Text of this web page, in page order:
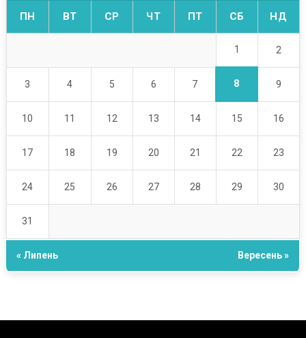
ПН ВТ СР ЧТ ПТ СБ НД
1 2
3 4 5 6 7 8 9
10 11 12 13 14 15 16
17 18 19 20 21 22 23
24 25 26 27 28 29 30
31
« Липень Вересень »